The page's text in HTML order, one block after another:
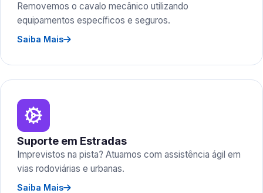
Removemos o cavalo mecânico utilizando
equipamentos específicos e seguros.
Saiba Mais
Suporte em Estradas
Imprevistos na pista? Atuamos com assistência ágil em
vias rodoviárias e urbanas.
Saiba Mais